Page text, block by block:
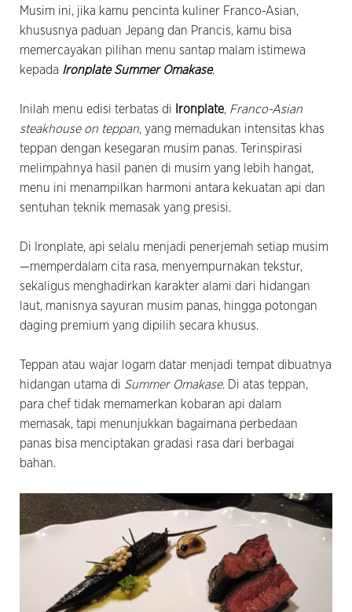
Musim ini, jika kamu pencinta kuliner Franco-Asian,
khususnya paduan Jepang dan Prancis, kamu bisa
memercayakan pilihan menu santap malam istimewa
kepada Ironplate Summer Omakase.
Inilah menu edisi terbatas di Ironplate, Franco-Asian
steakhouse on teppan, yang memadukan intensitas khas
teppan dengan kesegaran musim panas. Terinspirasi
melimpahnya hasil panen di musim yang lebih hangat,
menu ini menampilkan harmoni antara kekuatan api dan
sentuhan teknik memasak yang presisi.
Di Ironplate, api selalu menjadi penerjemah setiap musim
—memperdalam cita rasa, menyempurnakan tekstur,
sekaligus menghadirkan karakter alami dari hidangan
laut, manisnya sayuran musim panas, hingga potongan
daging premium yang dipilih secara khusus.
Teppan atau wajar logam datar menjadi tempat dibuatnya
hidangan utama di Summer Omakase. Di atas teppan,
para chef tidak memamerkan kobaran api dalam
memasak, tapi menunjukkan bagaimana perbedaan
panas bisa menciptakan gradasi rasa dari berbagai
bahan.